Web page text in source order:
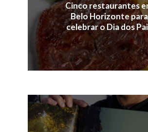
Cinco restaurantes
Belo Horizonte para
celebrar o Dia dos